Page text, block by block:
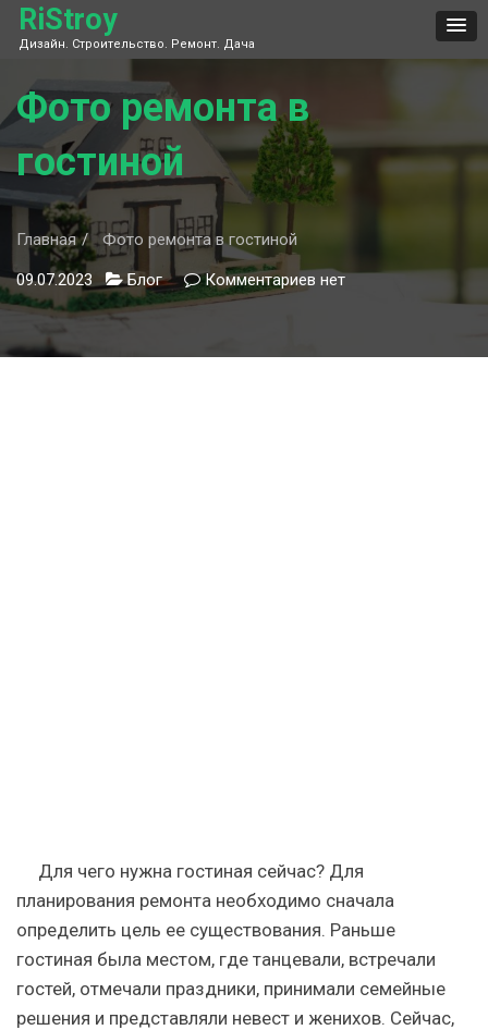
Skip
content
RiStroy
Дизайн. Строительство. Ремонт. Дача
Фото ремонта в
гостиной
Главная Фото ремонта в гостиной
09.07.2023 Блог Комментариев кнет
Для чего нужна гостиная сейчас? Для
планирования ремонта необходимо сначала
определить цель ее существования. Раньше
гостиная была местом, где танцевали, встречали
гостей, отмечали праздники, принимали семейные
решения и представляли невест и женихов. Сейчас,